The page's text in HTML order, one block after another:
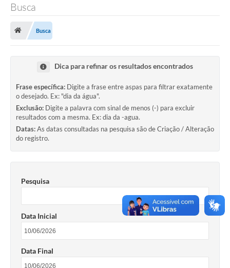
Telefones Úteis
Estrutura Administrativa
Galeria de Vídeos
Busca
Busca
Dica para refinar os resultados encontrados
Frase específica: Digite a frase entre aspas para filtrar exatamente
o desejado. Ex: "dia da água".
Exclusão: Digite a palavra com sinal de menos (-) para excluir
resultados com a mesma. Ex: dia da -agua.
Datas:As datas consultadas na pesquisa são de Criação / Alteração
do registro.
Pesquisa
Data Inicial
Data Final